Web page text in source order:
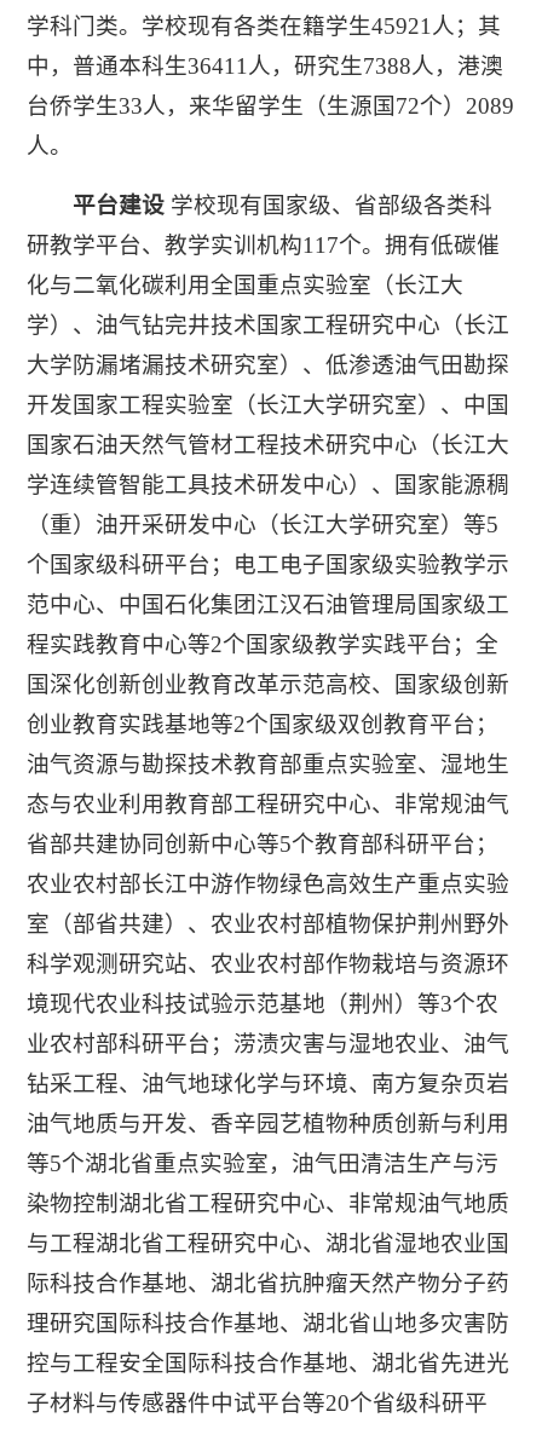
学科门类。学校现有各类在籍学生45921人；其
中，普通本科生36411人，研究生7388人，港澳
台侨学生33人，来华留学生（生源国72个）2089
人。
平台建设学校现有国家级、省部级各类科
研教学平台、教学实训机构117个。拥有低碳催
化与二氧化碳利用全国重点实验室（长江大
学）、油气钻完井技术国家工程研究中心（长江
大学防漏堵漏技术研究室）、低渗透油气田勘探
开发国家工程实验室（长江大学研究室）、中国
国家石油天然气管材工程技术研究中心（长江大
学连续管智能工具技术研发中心）、国家能源稠
（重）油开采研发中心（长江大学研究室）等5
个国家级科研平台；电工电子国家级实验教学示
范中心、中国石化集团江汉石油管理局国家级工
程实践教育中心等2个国家级教学实践平台；全
国深化创新创业教育改革示范高校、国家级创新
创业教育实践基地等2个国家级双创教育平台；
油气资源与勘探技术教育部重点实验室、湿地生
态与农业利用教育部工程研究中心、非常规油气
省部共建协同创新中心等5个教育部科研平台；
农业农村部长江中游作物绿色高效生产重点实验
室（部省共建）、农业农村部植物保护荆州野外
科学观测研究站、农业农村部作物栽培与资源环
境现代农业科技试验示范基地（荆州）等3个农
业农村部科研平台；涝渍灾害与湿地农业、油气
钻采工程、油气地球化学与环境、南方复杂页岩
油气地质与开发、香辛园艺植物种质创新与利用
等5个湖北省重点实验室，油气田清洁生产与污
染物控制湖北省工程研究中心、非常规油气地质
与工程湖北省工程研究中心、湖北省湿地农业国
际科技合作基地、湖北省抗肿瘤天然产物分子药
理研究国际科技合作基地、湖北省山地多灾害防
控与工程安全国际科技合作基地、湖北省先进光
子材料与传感器件中试平台等20个省级科研平